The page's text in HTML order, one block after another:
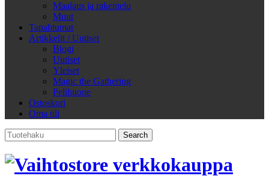
Maalaus ja rakentelu
Muut
Tapahtumat
Artikkelit / Uutiset
Blogi
Uutiset
Yleiset
Magic the Gathering
Pelihuone
Ostoskori
Oma tili
Search
for: